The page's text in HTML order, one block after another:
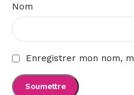
Nom
Enregistrer mon nom,